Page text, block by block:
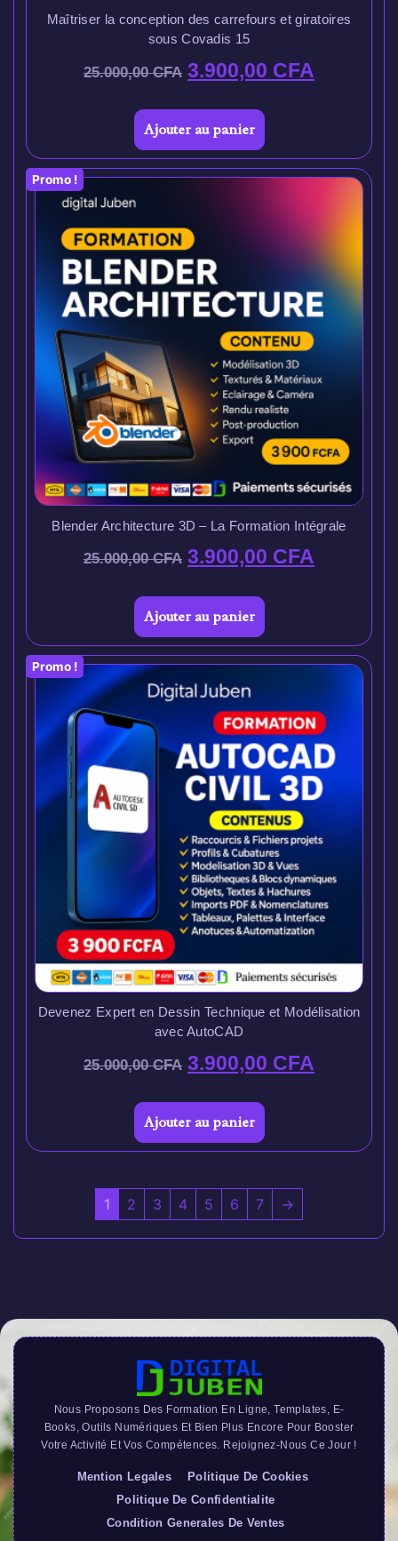
Maîtriser la conception des carrefours et giratoires
sous Covadis 15
25.000,00CFA 3.900,00 CFA
Ajouter au panier
Promo !
Blender Architecture 3D – La Formation Intégrale
25.000,00CFA 3.900,00 CFA
Ajouter au panier
Promo !
Devenez Expert en Dessin Technique et Modélisation
avec AutoCAD
25.000,00CFA 3.900,00 CFA
Ajouter au panier
1 2 3 4 5 6 7 →
Nous Proposons Des Formation En Ligne, Templates, E-
Books, Outils Numériques Et Bien Plus Encore Pour Booster
Votre Activité Et Vos Compétences. Rejoignez-Nous Ce Jour !
Mention Legales
Politique De Cookies
Politique De Confidentialite
Condition Generales De Ventes